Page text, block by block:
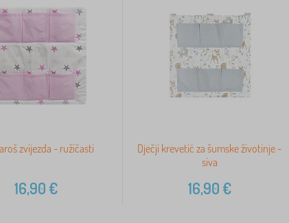
zvijezda - ružičasti
16,90€
Dječji krevetić za šumske životinje -
siva
16,90€